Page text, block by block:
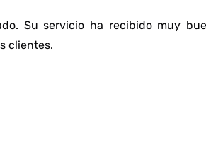
Su servicio ha recibido muy
clientes.